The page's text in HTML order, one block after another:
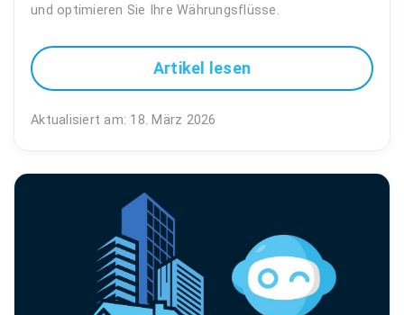
und optimieren Sie Ihre Währungsflüsse.
Artikel lesen
Aktualisiert am: 18. März 2026